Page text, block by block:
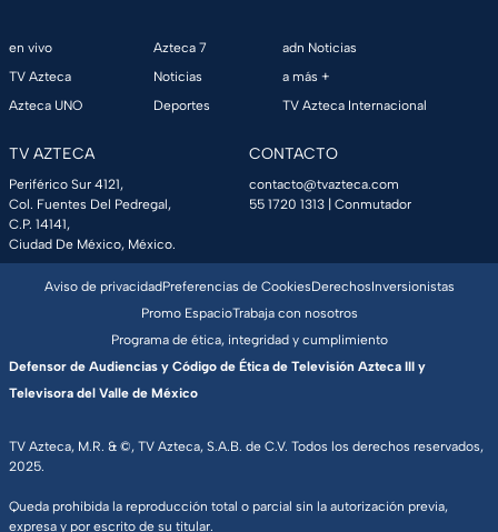
en vivo
TV Azteca
Azteca UNO
Azteca 7
Noticias
Deportes
adn Noticias
a más +
TV Azteca Internacional
TV AZTECA
Periférico Sur 4121,
Col. Fuentes Del Pedregal,
C.P. 14141,
Ciudad De México, México.
CONTACTO
contacto@tvazteca.com
55 1720 1313 | Conmutador
TV Azteca, M.R. & ©, TV Azteca, S.A.B. de C.V. Todos los derechos reservados,
2025.
Queda prohibida la reproducción total o parcial sin la autorización previa,
expresa y por escrito de su titular.
Aviso de privacidadPreferencias de CookiesDerechosInversionistas
Promo EspacioTrabaja con nosotros
Programa de ética, integridad y cumplimiento
Defensor de Audiencias y Código de Ética de Televisión Azteca III y
Televisora del Valle de México